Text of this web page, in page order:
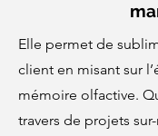
Elle permet de
client en misant sur
mémoire olfactive.
travers de projets